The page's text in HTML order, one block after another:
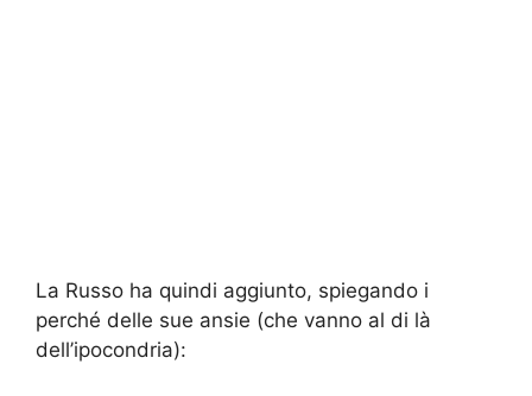
La Russo ha quindi aggiunto, spiegando i
perché delle sue ansie (che vanno al di là
dell’ipocondria):